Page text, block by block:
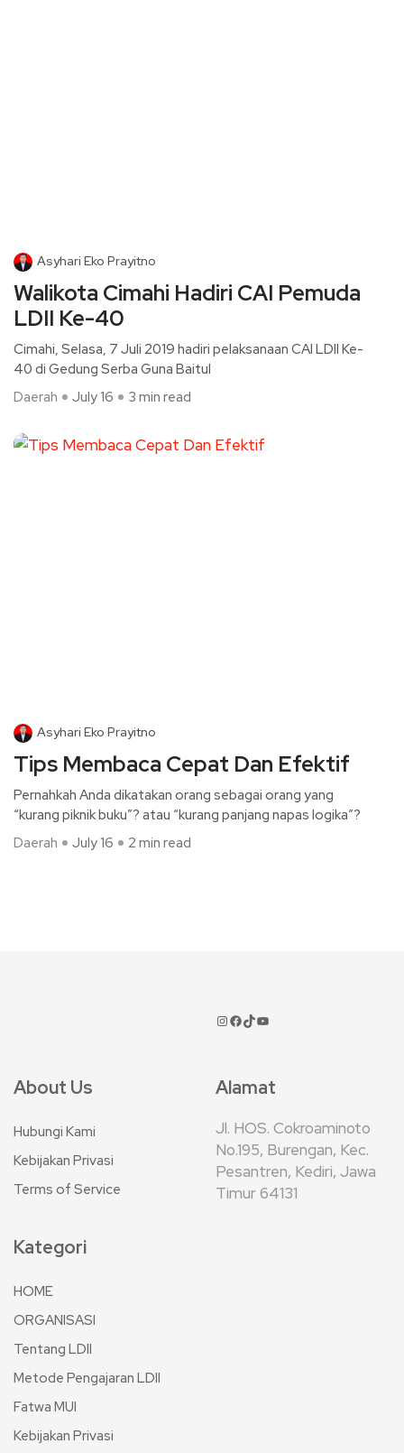
Asyhari Eko Prayitno
Walikota Cimahi Hadiri CAI Pemuda
LDII Ke-40
Cimahi, Selasa, 7 Juli 2019 hadiri pelaksanaan CAI LDII Ke-
40 di Gedung Serba Guna Baitul
Daerah
July 16 3 min read
Asyhari Eko Prayitno
Tips Membaca Cepat Dan Efektif
Pernahkah Anda dikatakan orang sebagai orang yang
“kurang piknik buku”? atau “kurang panjang napas logika”?
Daerah
July 16 2 min read
About Us
Hubungi Kami
Kebijakan Privasi
Terms of Service
Alamat
Jl. HOS. Cokroaminoto
No.195, Burengan, Kec.
Pesantren, Kediri, Jawa
Timur 64131
Kategori
HOME
ORGANISASI
Tentang LDII
Metode Pengajaran LDII
Fatwa MUI
Kebijakan Privasi